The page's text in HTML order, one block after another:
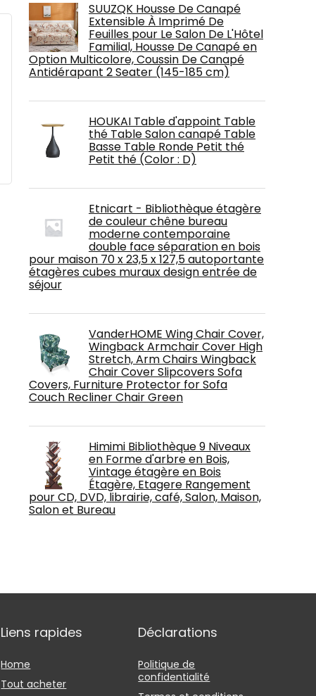
SUUZQK Housse De Canapé
Extensible À Imprimé De
Feuilles pour Le Salon De L'Hôtel
Familial, Housse De Canapé en
Option Multicolore, Coussin De Canapé
Antidérapant 2 Seater (145-185 cm)
HOUKAI Table d'appoint Table
thé Table Salon canapé Table
Basse Table Ronde Petit thé
Petit thé (Color : D)
Etnicart - Bibliothèque étagère
de couleur chêne bureau
moderne contemporaine
double face séparation en bois
pour maison 70 x 23,5 x 127,5 autoportante
étagères cubes muraux design entrée de
séjour
VanderHOME Wing Chair Cover,
Wingback Armchair Cover High
Stretch, Arm Chairs Wingback
Chair Cover Slipcovers Sofa
Covers, Furniture Protector for Sofa
Couch Recliner Chair Green
Himimi Bibliothèque 9 Niveaux
en Forme d'arbre en Bois,
Vintage étagère en Bois
Étagère, Etagere Rangement
pour CD, DVD, librairie, café, Salon, Maison,
Salon et Bureau
Liens rapides
Home
Tout acheter
Déclarations
Politique de
confidentialité